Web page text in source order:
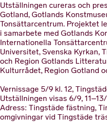
Utställningen cureras och
Gotland, Gotlands
Tonsättarcentrum. Projektet
i samarbete med Gotlands
Internationella
Universitet, Svenska Kyrkan,
och Region Gotlands
Kulturrådet, Region Gotland
Vernissage 5/9 kl. 12,
Utställningen visas 6/9,
Adress: Tingstäde fästning,
omgivningar vid Tingstäde